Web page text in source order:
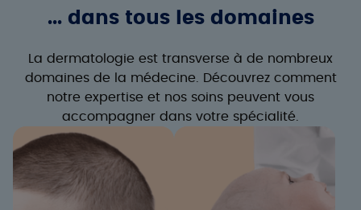
... dans tous les domaines
La dermatologie est transverse à de nombreux
domaines de la médecine. Découvrez comment
notre expertise et nos soins peuvent vous
accompagner dans votre spécialité.